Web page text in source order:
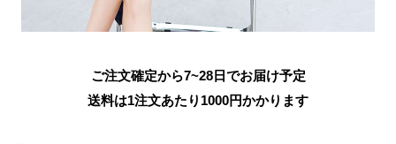
ご注文確定から7~28日でお届け予定
送料は1注文あたり 1000円かかります